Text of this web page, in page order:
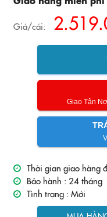
Giá/cái:
Giao Tận
Thời gian giao hàng
Bảo hành : 24 tháng
Tình trạng : Mới